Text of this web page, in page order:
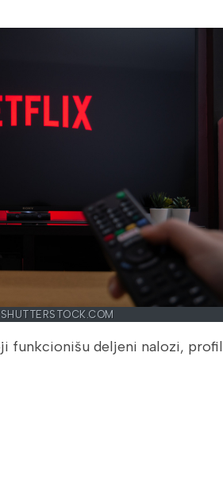
funkcionišu deljeni nalozi, profil